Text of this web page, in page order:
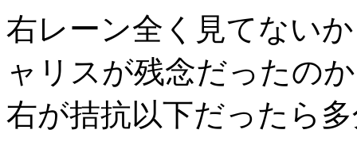
右レーン全く見てない
ャリスが残念だったの
右が拮抗以下だったら